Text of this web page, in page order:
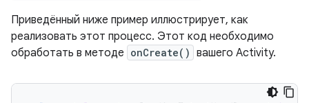
Приведённый ниже пример иллюстрирует, как
реализовать этот процесс. Этот код необходимо
обработать в методе onCreate() вашего Activity.